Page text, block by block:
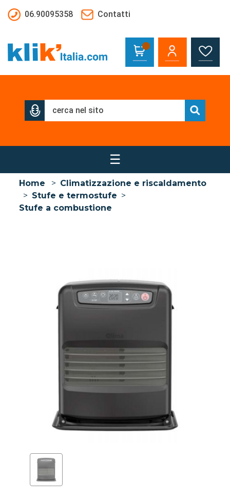
06.90095358
Contatti
☰
Home > Climatizzazione e riscaldamento
> Stufe e termostufe >
Stufe a combustione